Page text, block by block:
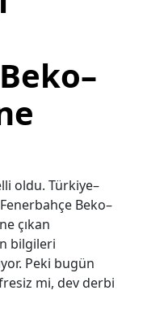
oldu. Türkiye–
Beko–
çıkan
bilgileri
Peki bugün
mi, dev derbi